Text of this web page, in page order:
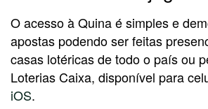
O acesso à Quina é simples e
apostas podendo ser feitas
casas lotéricas de todo o país ou
Loterias Caixa, disponível para
iOS.